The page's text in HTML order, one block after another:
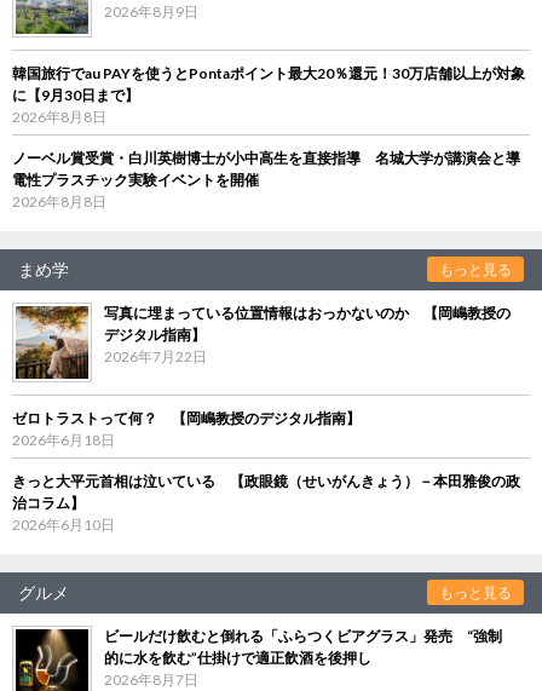
2026年8月9日
韓国旅行でau PAYを使うとPontaポイント最大20％還元！30万店舗以上が対象
に【9月30日まで】
2026年8月8日
ノーベル賞受賞・白川英樹博士が小中高生を直接指導 名城大学が講演会と導
電性プラスチック実験イベントを開催
2026年8月8日
まめ学 もっと見る
写真に埋まっている位置情報はおっかないのか 【岡嶋教授の
デジタル指南】
2026年7月22日
ゼロトラストって何？ 【岡嶋教授のデジタル指南】
2026年6月18日
きっと大平元首相は泣いている 【政眼鏡（せいがんきょう）－本田雅俊の政
治コラム】
2026年6月10日
グルメ もっと見る
ビールだけ飲むと倒れる「ふらつくビアグラス」発売 “強制
的に水を飲む”仕掛けで適正飲酒を後押し
2026年8月7日